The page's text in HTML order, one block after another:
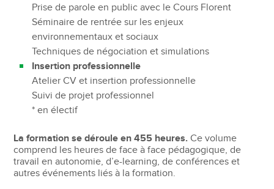
Prise de parole en public avec le Cours Florent
Séminaire de rentrée sur les enjeux
environnementaux et sociaux
Techniques de négociation et simulations
Insertion professionnelle
Atelier CV et insertion professionnelle
Suivi de projet professionnel
* en électif
La formation se déroule en 455 heures. Ce volume
comprend les heures de face à face pédagogique, de
travail en autonomie, d’e-learning, de conférences et
autres événements liés à la formation.
prenantes
Posture managériale : Management d’équipe par le
théâtre avec le Cours Florent
Nouveaux modes de management inclusif
Négociation, éthique et gestion de force de vente
Outils et compétences transversales
Team Building Cours Florent : prise de parole en
public
Excel avancé – tableaux croisés dynamiques
Business English et préparation au TOEIC